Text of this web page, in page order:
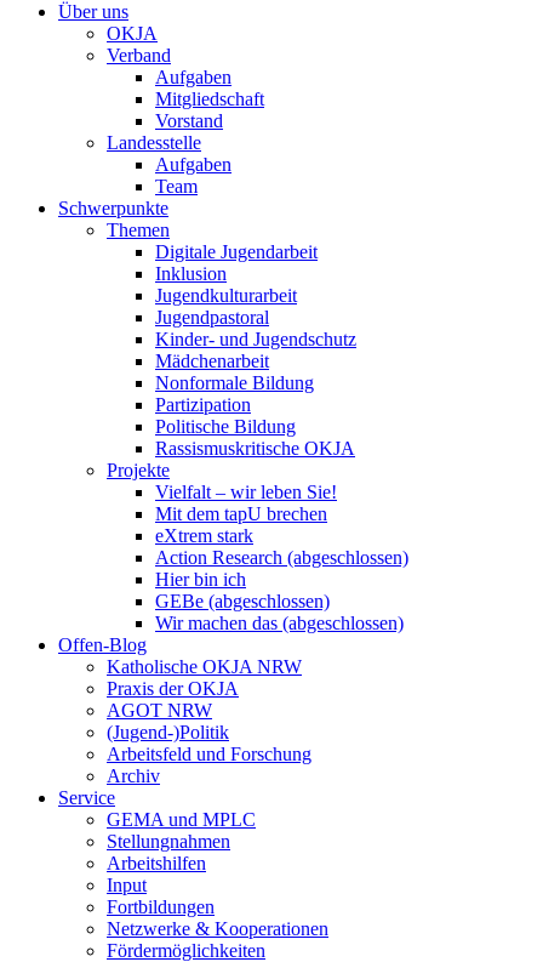
Über uns
OKJA
Verband
Aufgaben
Mitgliedschaft
Vorstand
Landesstelle
Aufgaben
Team
Schwerpunkte
Themen
Digitale Jugendarbeit
Inklusion
Jugendkulturarbeit
Jugendpastoral
Kinder- und Jugendschutz
Mädchenarbeit
Nonformale Bildung
Partizipation
Politische Bildung
Rassismuskritische OKJA
Projekte
Vielfalt – wir leben Sie!
Mit dem tapU brechen
eXtrem stark
Action Research (abgeschlossen)
Hier bin ich
GEBe (abgeschlossen)
Wir machen das (abgeschlossen)
Offen-Blog
Katholische OKJA NRW
Praxis der OKJA
AGOT NRW
(Jugend-)Politik
Arbeitsfeld und Forschung
Archiv
Service
GEMA und MPLC
Stellungnahmen
Arbeitshilfen
Input
Fortbildungen
Netzwerke & Kooperationen
Fördermöglichkeiten